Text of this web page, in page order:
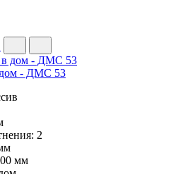
дом - ДМС 53
2
мм